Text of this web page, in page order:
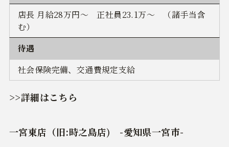
店長 月給28万円～ 正社員23.1万～ （諸手当含
む）
待遇
社会保険完備、交通費規定支給
>>詳細はこちら
一宮東店（旧:時之島店) -愛知県一宮市-